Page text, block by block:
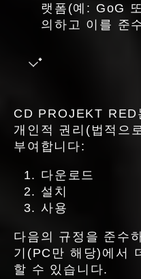
랫폼(예: GoG
의하고 이를 준
CD PROJEKT RED
개인적 권리(법적으
부여합니다:
다운로드
설치
사용
다음의 규정을 준수
기(PC만 해당)에서
할 수 있습니다.